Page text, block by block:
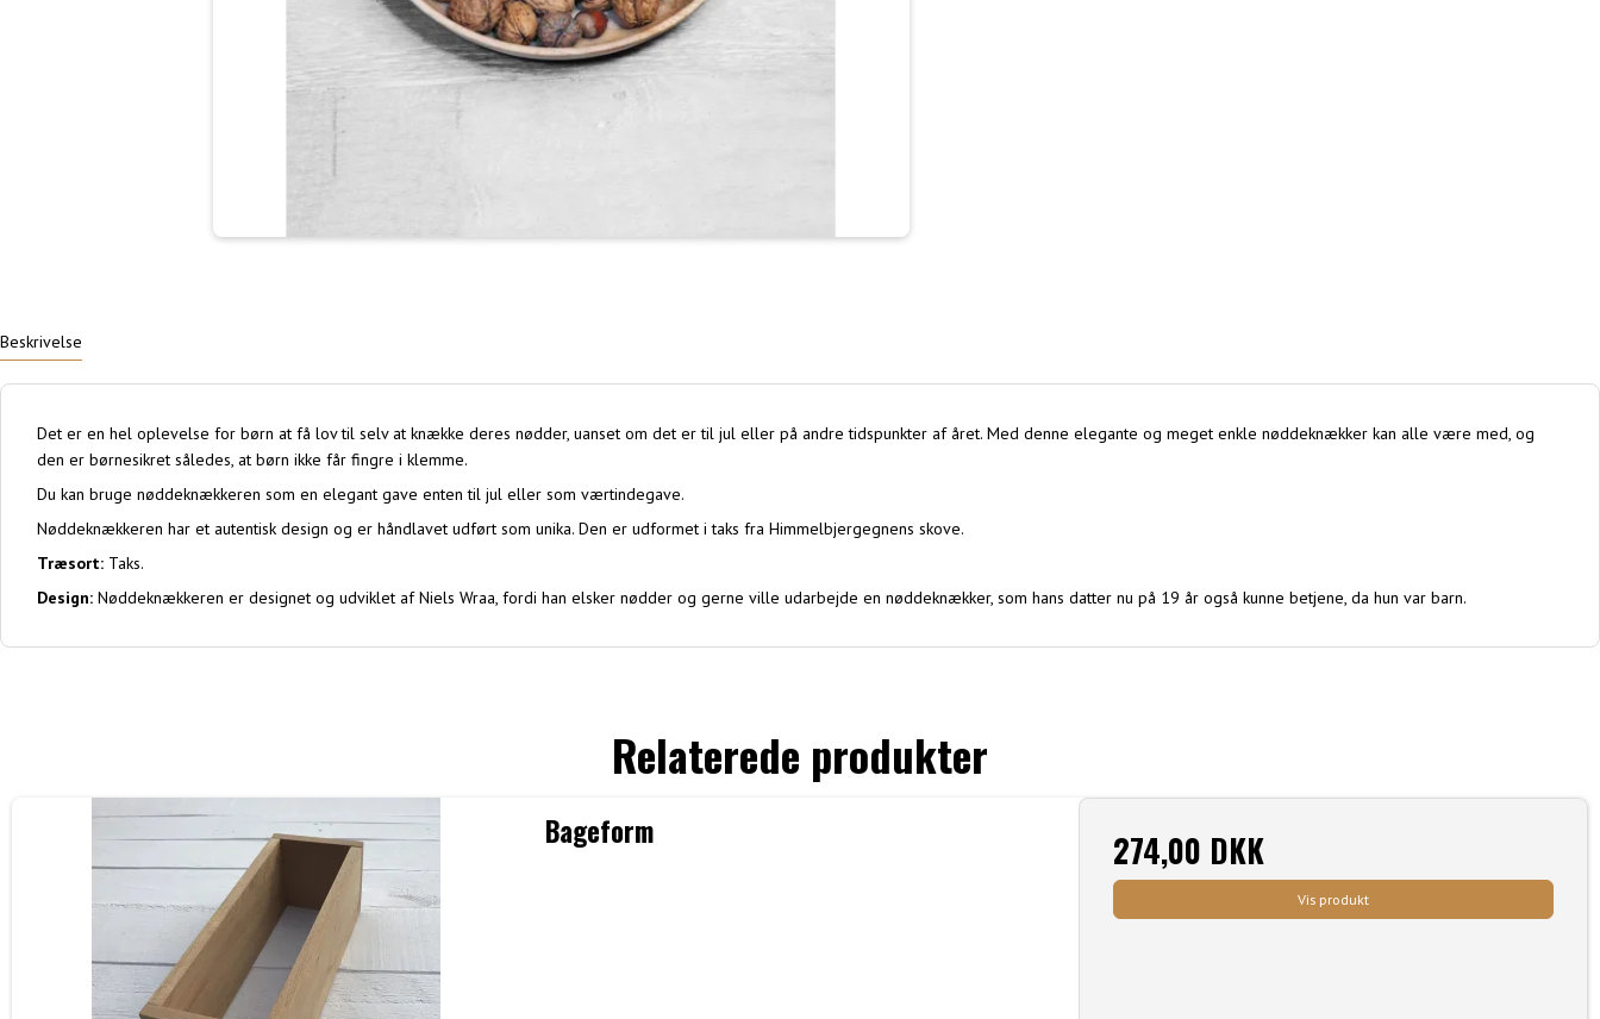
Beskrivelse
Det er en hel oplevelse for børn at få lov til selv at knække deres nødder, uanset om det er til jul eller på andre tidspunkter af året. Med denne elegante og meget enkle nøddeknækker kan alle være med, og
den er børnesikret således, at børn ikke får fingre i klemme.
Du kan bruge nøddeknækkeren som en elegant gave enten til jul eller som værtindegave.
Nøddeknækkeren har et autentisk design og er håndlavet udført som unika. Den er udformet i taks fra Himmelbjergegnens skove.
Træsort: Taks.
Design: Nøddeknækkeren er designet og udviklet af Niels Wraa, fordi han elsker nødder og gerne ville udarbejde en nøddeknækker, som hans datter nu på 19 år også kunne betjene, da hun var barn.
Relaterede produkter
Bageform 274,00 DKK
Vis produkt